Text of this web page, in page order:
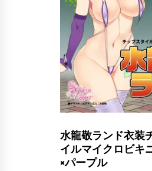
水龍敬ランド衣装
イルマイクロビキ
×パープル